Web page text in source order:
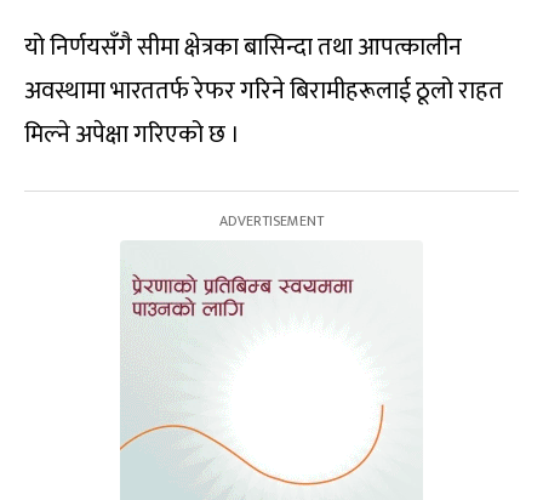
यो निर्णयसँगै सीमा क्षेत्रका बासिन्दा तथा आपत्कालीन
अवस्थामा भारततर्फ रेफर गरिने बिरामीहरूलाई ठूलो राहत
मिल्ने अपेक्षा गरिएको छ ।